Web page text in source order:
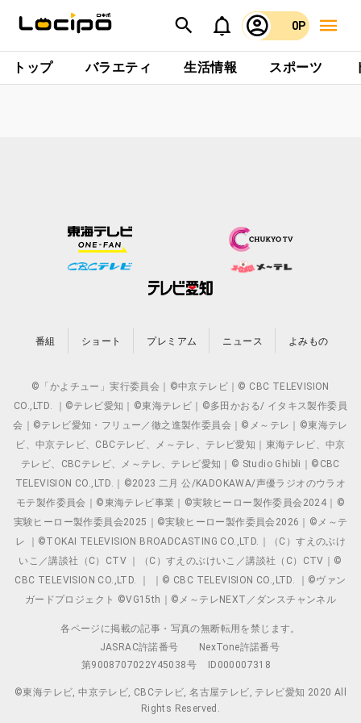
0P
トップ バラエティ 生活情報 スポーツ
番組 ショート プレミアム ニュース よみもの
©「かよチュー」実行委員会｜©中京テレビ｜© CBC TELEVISION
CO.,LTD. ｜©テレビ愛知｜©東海テレビ｜©多田かおる/ イタキス製作委員
会｜©テレビ愛知・フリュー／徹之進製作委員会｜©メ～テレ｜©東海テレ
ビ、中京テレビ、CBCテレビ、メ～テレ、テレビ愛知｜東海テレビ、中京
テレビ、CBCテレビ、メ～テレ、テレビ愛知｜© Studio Ghibli｜©CBC
TELEVISION CO.,LTD.｜©2023 二月 公/KADOKAWA/声優ラジオのウラオ
モテ製作委員会｜©東海テレビ事業｜©実験ヒーロー製作委員会2024｜©
実験ヒーロー製作委員会2025｜©実験ヒーロー製作委員会2026｜©メ～テ
レ ｜©TOKAI TELEVISION BROADCASTING CO.,LTD.｜（C）すえのぶけ
いこ／講談社（C）CTV ｜（C）すえのぶけいこ／講談社（C）CTV｜©
CBC TELEVISION CO.,LTD. ｜ ｜© CBC TELEVISION CO.,LTD. ｜©ヴァン
ガードプロジェクト ©VG15th｜©メ～テレNEXT／ダンスチャンネル
各ページに掲載の記事・写真の無断転用を禁じます。
JASRAC許諾番号
NexTone許諾番号
第9008707022Y45038号
ID000007318
©東海テレビ, 中京テレビ, CBCテレビ, 名古屋テレビ, テレビ愛知 2020 All
Rights Reserved.